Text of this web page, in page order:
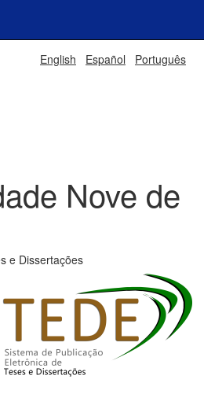
English Español Português
Nove de
e Dissertações